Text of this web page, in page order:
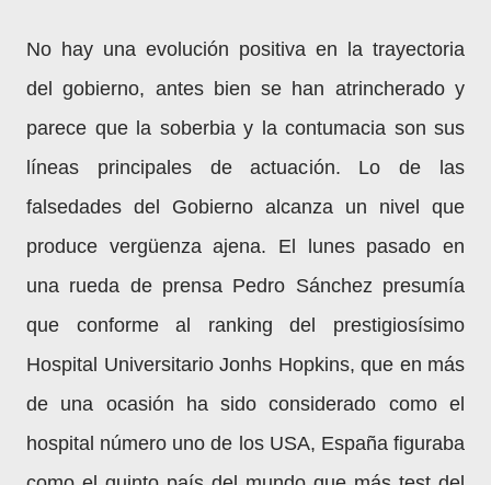
No hay una evolución positiva en la trayectoria
del gobierno, antes bien se han atrincherado y
parece que la soberbia y la contumacia son sus
líneas principales de actuación. Lo de las
falsedades del Gobierno alcanza un nivel que
produce vergüenza ajena. El lunes pasado en
una rueda de prensa Pedro Sánchez presumía
que conforme al ranking del prestigiosísimo
Hospital Universitario Jonhs Hopkins, que en más
de una ocasión ha sido considerado como el
hospital número uno de los USA, España figuraba